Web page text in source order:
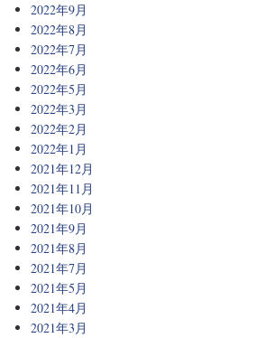
2022年9月
2022年8月
2022年7月
2022年6月
2022年5月
2022年3月
2022年2月
2022年1月
2021年12月
2021年11月
2021年10月
2021年9月
2021年8月
2021年7月
2021年5月
2021年4月
2021年3月